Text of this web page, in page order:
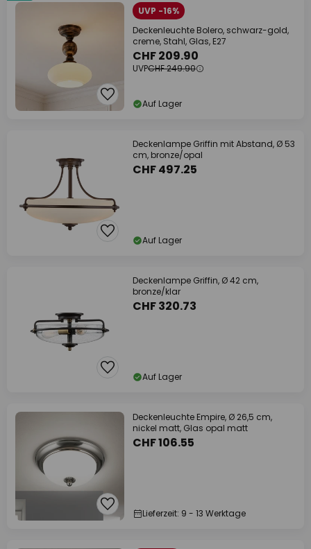
UVP -16%
Deckenleuchte Bolero, schwarz-gold,
creme, Stahl, Glas, E27
CHF 209.90
UVPCHF 249.90
Auf Lager
Deckenlampe Griffin mit Abstand, Ø 53
cm, bronze/opal
CHF 497.25
Auf Lager
Deckenlampe Griffin, Ø 42 cm,
bronze/klar
CHF 320.73
Auf Lager
Deckenleuchte Empire, Ø 26,5 cm,
nickel matt, Glas opal matt
CHF 106.55
Lieferzeit: 9 - 13 Werktage